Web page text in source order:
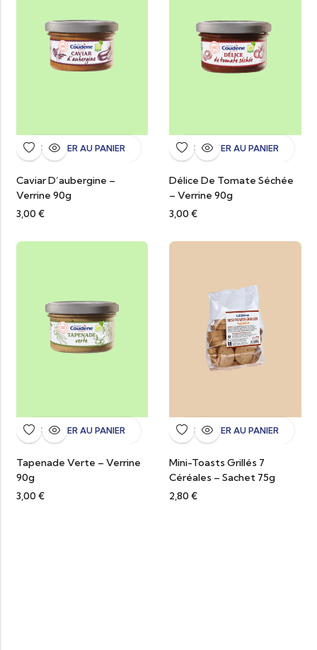
AJOUTER AU PANIER
Caviar D’aubergine –
Verrine 90g
3,00 €
AJOUTER AU PANIER
Délice De Tomate Séchée
– Verrine 90g
3,00 €
AJOUTER AU PANIER
Tapenade Verte – Verrine
90g
3,00 €
AJOUTER AU PANIER
Mini-Toasts Grillés 7
Céréales – Sachet 75g
2,80 €